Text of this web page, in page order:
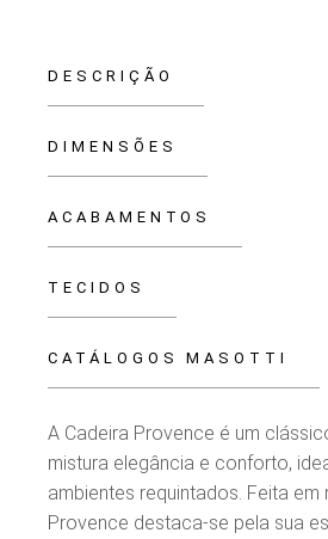
DESCRIÇÃO
DIMENSÕES
ACABAMENTOS
TECIDOS
CATÁLOGOS MASOTTI
A Cadeira Provence é um
mistura elegância e conforto,
ambientes requintados. Feita em
Provence destaca-se pela sua